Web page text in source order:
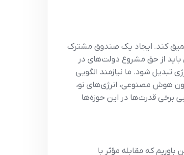
کند. ایجاد یک صندوق مشترک
باید از حق مشروع دولت‌های در
تبدیل شود. ما نیازمند الگویی
هوش مصنوعی، انرژی‌های نو،
برخی قدرت‌ها در این حوزه‌ها
که مقابله مؤثر با